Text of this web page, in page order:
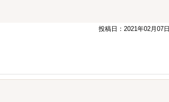
投稿日：2021年02月07日